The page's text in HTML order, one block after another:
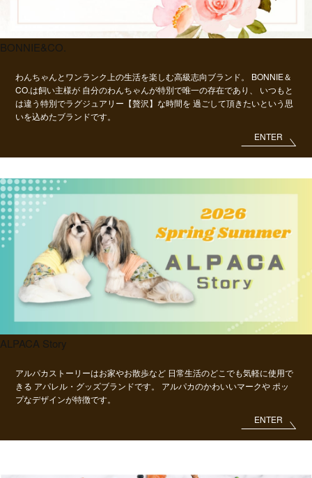
BONNIE&CO.
わんちゃんとワンランク上の生活を楽しむ高級志向ブランド。
BONNIE＆
CO.は飼い主様が 自分のわんちゃんが特別で唯一の存在であり、
いつもと
は違う特別でラグジュアリー【贅沢】な時間を 過ごして頂きたいという思
いを込めたブランドです。
ENTER
ALPACA Story
アルパカストーリーはお家やお散歩など 日常生活のどこでも気軽に使用で
きる アパレル・グッズブランドです。 アルパカのかわいいマークや ポッ
プなデザインが特徴です。
ENTER